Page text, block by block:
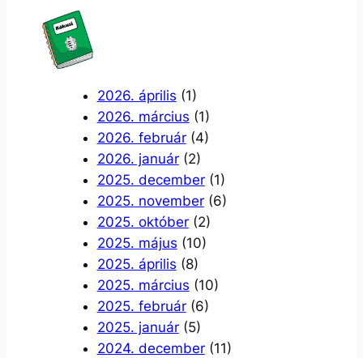
2026. április (1)
2026. március (1)
2026. február(4)
2026. január(2)
2025. december(1)
2025. november(6)
2025. október(2)
2025. május (10)
2025. április (8)
2025. március (10)
2025. február(6)
2025. január(5)
2024. december(11)